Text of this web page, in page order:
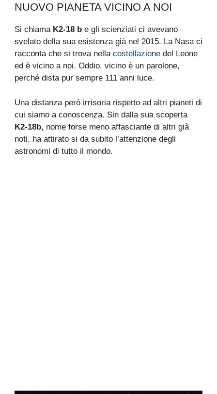
NUOVO PIANETA VICINO A NOI
Si chiamaK2-18 b e gli scienziati ci avevano
svelato della sua esistenza già nel 2015. La Nasa ci
racconta che si trova nella costellazione del Leone
ed è vicino a noi. Oddio, vicino è un parolone,
perché dista pur sempre 111 anni luce.
Una distanza però irrisoria rispetto ad altri pianeti di
cui siamo a conoscenza. Sin dalla sua scoperta
K2-18b, nome forse meno affasciante di altri già
noti, ha attirato si da subito l’attenzione degli
astronomi di tutto il mondo.